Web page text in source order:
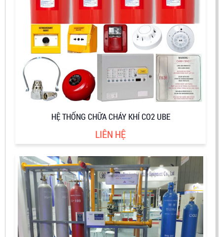
HỆ THỐNG CHỮA CHÁY KHÍ CO2 UBE
LIÊN HỆ